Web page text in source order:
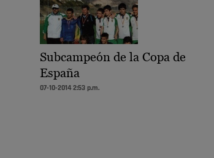
Subcampeón de la Copa de
España
07-10-2014 2:53 p.m.